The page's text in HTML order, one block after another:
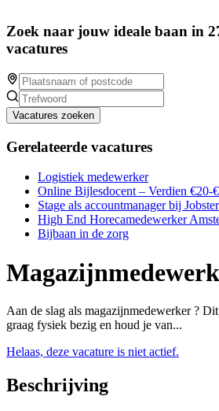
Zoek naar jouw ideale baan in
vacatures
Vacatures zoeken
Gerelateerde vacatures
Logistiek medewerker
Online Bijlesdocent – Verdien €20-
Stage als accountmanager bij
High End Horecamedewerker
Bijbaan in de zorg
Aan de slag als magazijnmedewerker ?
graag fysiek bezig en houd je van...
Helaas, deze vacature is niet actief.
Beschrijving